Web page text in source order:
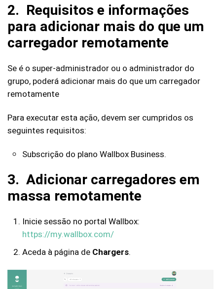
2. Requisitos e informações
para adicionar mais do que um
carregador remotamente
Se é o super-administrador ou o administrador do
grupo, poderá adicionar mais do que um carregador
remotamente
Para executar esta ação, devem ser cumpridos os
seguintes requisitos:
Subscrição do plano Wallbox Business.
3. Adicionar carregadores em
massa remotamente
Inicie sessão no portal Wallbox:
https://my.wallbox.com/
Aceda à página de Chargers.